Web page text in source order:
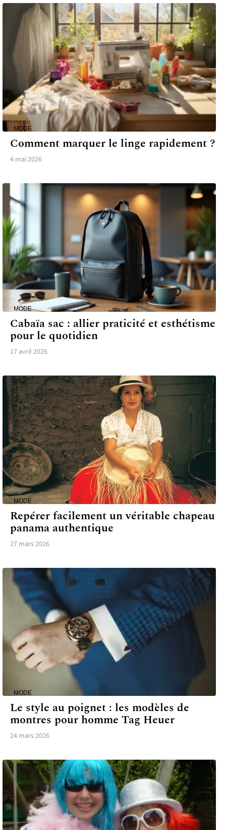
MODE
Comment marquer le linge rapidement ?
4 mai 2026
MODE
Cabaïa sac : allier praticité et esthétisme
pour le quotidien
17 avril 2026
MODE
Repérer facilement un véritable chapeau
panama authentique
27 mars 2026
MODE
Le style au poignet : les modèles de
montres pour homme Tag Heuer
24 mars 2026